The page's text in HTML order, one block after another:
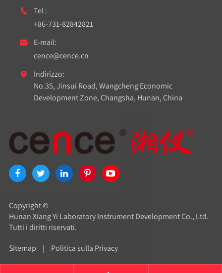

Tel :
+86-731-82842821

E-mail:
cence@cence.cn

Indirizzo:
No.35, Jinsui Road, Wangcheng Economic
Development Zone, Changsha, Hunan, China
Copyright ©
Hunan Xiang Yi Laboratory Instrument Development Co., Ltd.
Tutti i diritti riservati.
Sitemap
| Politica sulla Privacy